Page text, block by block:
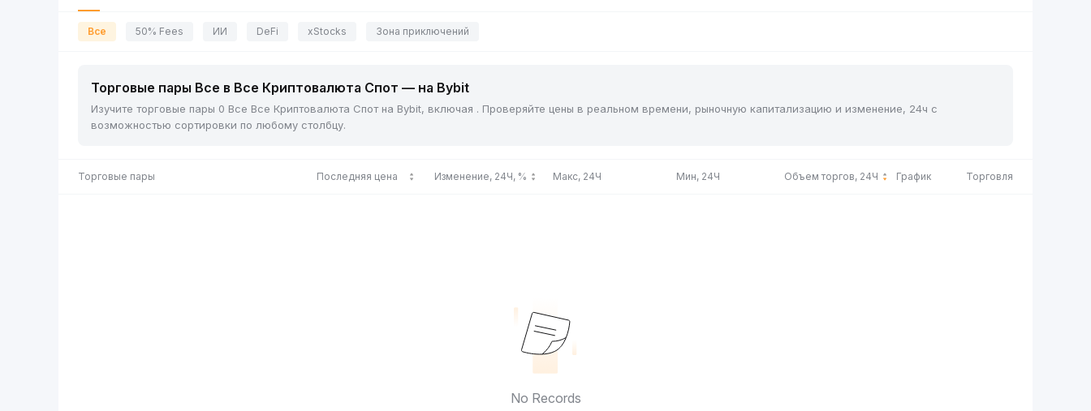
Все 50% Fees ИИ DeFi xStocks Зона приключений
Торговые пары Все в Все Криптовалюта Спот — на Bybit
Изучите торговые пары 0 Все Все Криптовалюта Спот на Bybit, включая . Проверяйте цены в реальном времени, рыночную капитализацию и изменение, 24ч с
возможностью сортировки по любому столбцу.
Торговые пары Последняя цена Изменение, 24Ч, % Макс, 24Ч Мин, 24Ч Объем торгов, 24Ч График Торговля
No Records